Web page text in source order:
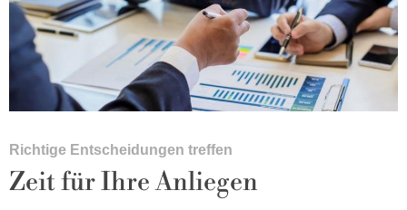
Richtige Entscheidungen treffen
Zeit für Ihre Anliegen